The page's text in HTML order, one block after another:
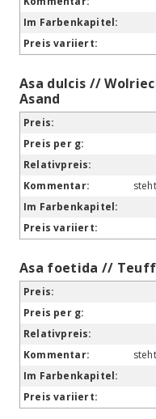
Asa dulcis //
Asand
Asa foetida //